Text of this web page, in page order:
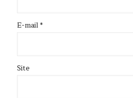
E-mail*
Site